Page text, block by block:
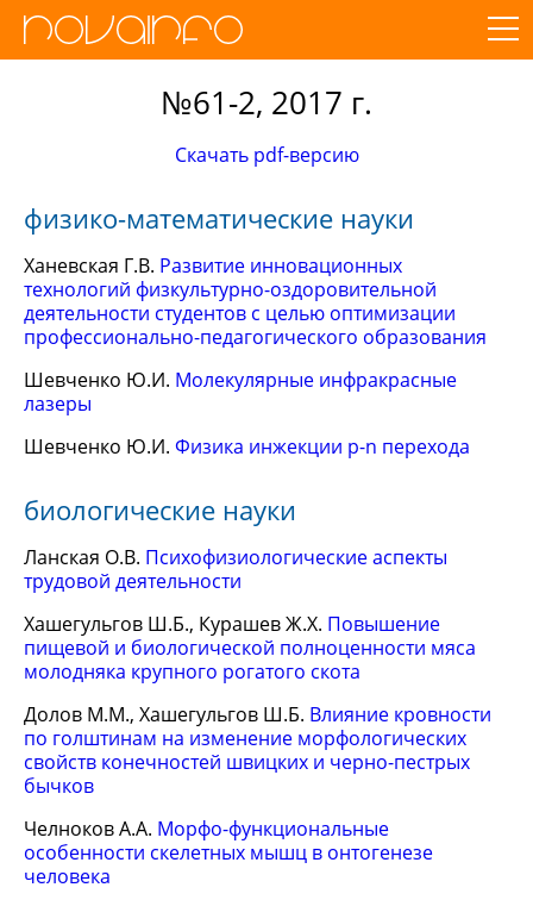
№61-2, 2017 г.
Скачать pdf-версию
физико-математические науки
Ханевская Г.В. Развитие инновационных
технологий физкультурно-оздоровительной
деятельности студентов с целью оптимизации
профессионально-педагогического образования
Шевченко Ю.И. Молекулярные инфракрасные
лазеры
Шевченко Ю.И. Физика инжекции p-n перехода
биологические науки
Ланская О.В. Психофизиологические аспекты
трудовой деятельности
Хашегульгов Ш.Б., Курашев Ж.Х. Повышение
пищевой и биологической полноценности мяса
молодняка крупного рогатого скота
Долов М.М., Хашегульгов Ш.Б. Влияние кровности
по голштинам на изменение морфологических
свойств конечностей швицких и черно-пестрых
бычков
Челноков А.А. Морфо-функциональные
особенности скелетных мышц в онтогенезе
человека